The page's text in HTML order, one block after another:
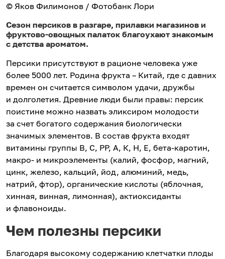
© Яков Филимонов / Фотобанк Лори
Сезон персиков в разгаре, прилавки магазинов и
фруктово-овощных палаток благоухают знакомым
с детства ароматом.
Персики присутствуют в рационе человека уже
более 5000 лет. Родина фрукта – Китай, где с давних
времен он считается символом удачи, дружбы
и долголетия. Древние люди были правы: персик
поистине можно назвать эликсиром молодости
за счет богатого содержания биологически
значимых элементов. В состав фрукта входят
витамины группы В, С, РР, А, К, Н, Е, бета-каротин,
макро- и микроэлементы (калий, фосфор, магний,
цинк, железо, кальций, йод, алюминий, медь,
натрий, фтор), органические кислоты (яблочная,
хинная, винная, лимонная), актиоксиданты
и флавоноиды.
Чем полезны персики
Благодаря высокому содержанию клетчатки плоды